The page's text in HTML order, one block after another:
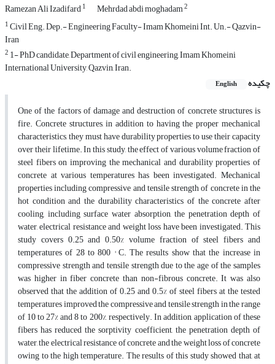
Ramezan Ali Izadifard1 Mehrdad abdi moghadam2
1Civil Eng. Dep.- Engineering Faculty- Imam Khomeini Int. Un.- Qazvin-
Iran
2 1- PhD candidate, Department of civil engineering, Imam Khomeini
International University, Qazvin, Iran.
چکیده
English
One of the factors of damage and destruction of concrete structures is
fire. Concrete structures, in addition to having the proper mechanical
characteristics, they must have durability properties to use their capacity
over their lifetime. In this study, the effect of various volume fraction of
steel fibers on improving the mechanical and durability properties of
concrete at various temperatures has been investigated. Mechanical
properties including compressive and tensile strength of concrete in the
hot condition and the durability characteristics of the concrete after
cooling, including surface water absorption, the penetration depth of
water, electrical resistance and weight loss have been investigated. This
study covers 0.25 and 0.50% volume fraction of steel fibers and
temperatures of 28 to 800 ° C. The results show that the increase in
compressive strength and tensile strength due to the age of the samples
was higher in fiber concrete than non-fibrous concrete. It was also
observed that the addition of 0.25 and 0.5% of steel fibers at the tested
temperatures improved the compressive and tensile strength in the range
of 10 to 27% and 8 to 200%, respectively. In addition, application of these
fibers has reduced the sorptivity coefficient, the penetration depth of
water, the electrical resistance of concrete and the weight loss of concrete
owing to the high temperature. The results of this study showed that, at